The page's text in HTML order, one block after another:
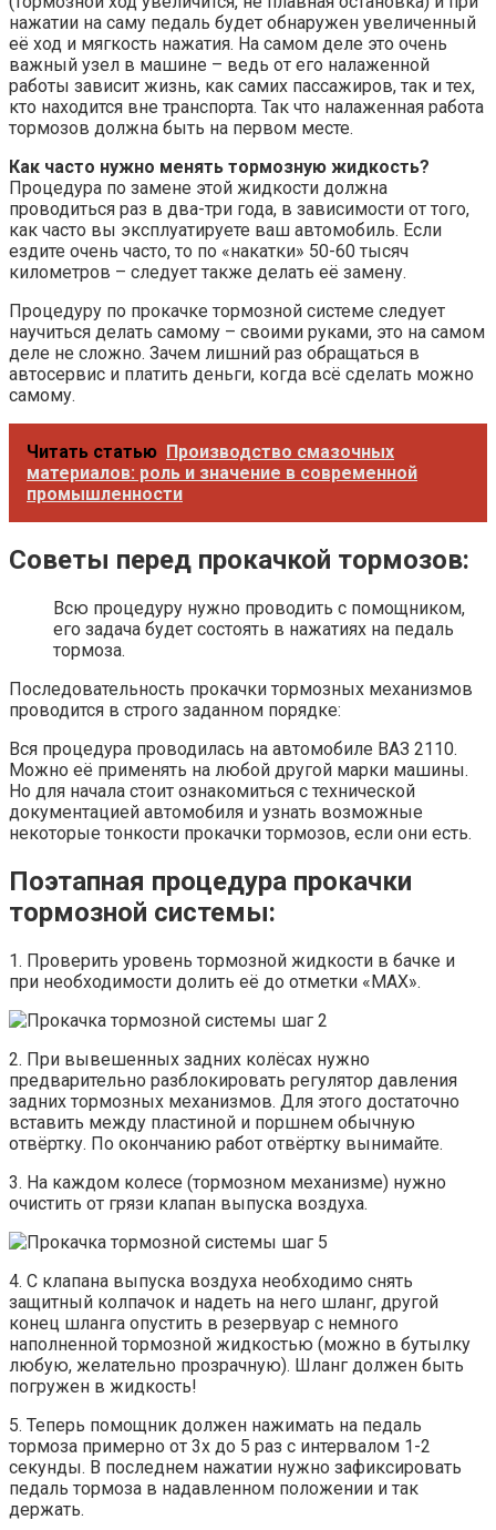
нажатии на саму педаль будет обнаружен увеличенный
её ход и мягкость нажатия. На самом деле это очень
важный узел в машине – ведь от его налаженной
работы зависит жизнь, как самих пассажиров, так и тех,
кто находится вне транспорта. Так что налаженная работа
тормозов должна быть на первом месте.
Как часто нужно менять тормозную жидкость?
Процедура по замене этой жидкости должна
проводиться раз в два-три года, в зависимости от того,
как часто вы эксплуатируете ваш автомобиль. Если
ездите очень часто, то по «накатки» 50-60 тысяч
километров – следует также делать её замену.
Процедуру по прокачке тормозной системе следует
научиться делать самому – своими руками, это на самом
деле не сложно. Зачем лишний раз обращаться в
автосервис и платить деньги, когда всё сделать можно
самому.
Читать статью Производство смазочных
материалов: роль и значение в современной
промышленности
Советы перед прокачкой тормозов:
Всю процедуру нужно проводить с помощником,
его задача будет состоять в нажатиях на педаль
тормоза.
Последовательность прокачки тормозных механизмов
проводится в строго заданном порядке:
Вся процедура проводилась на автомобиле ВАЗ 2110.
Можно её применять на любой другой марки машины.
Но для начала стоит ознакомиться с технической
документацией автомобиля и узнать возможные
некоторые тонкости прокачки тормозов, если они есть.
Поэтапная процедура прокачки
тормозной системы:
1. Проверить уровень тормозной жидкости в бачке и
при необходимости долить её до отметки «MAX».
2. При вывешенных задних колёсах нужно
предварительно разблокировать регулятор давления
задних тормозных механизмов. Для этого достаточно
вставить между пластиной и поршнем обычную
отвёртку. По окончанию работ отвёртку вынимайте.
3. На каждом колесе (тормозном механизме) нужно
очистить от грязи клапан выпуска воздуха.
4. С клапана выпуска воздуха необходимо снять
защитный колпачок и надеть на него шланг, другой
конец шланга опустить в резервуар с немного
наполненной тормозной жидкостью (можно в бутылку
любую, желательно прозрачную). Шланг должен быть
погружен в жидкость!
5. Теперь помощник должен нажимать на педаль
тормоза примерно от 3х до 5 раз с интервалом 1-2
секунды. В последнем нажатии нужно зафиксировать
педаль тормоза в надавленном положении и так
держать.